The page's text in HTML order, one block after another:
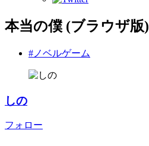
本当の僕 (ブラウザ版)
#ノベルゲーム
しの
フォロー